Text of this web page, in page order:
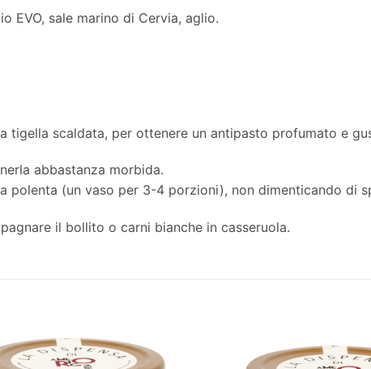
EVO, sale marino di Cervia, aglio.
tigella scaldata, per ottenere un antipasto profumato e
abbastanza morbida.
polenta (un vaso per 3-4 porzioni), non dimenticando di
il bollito o carni bianche in casseruola.